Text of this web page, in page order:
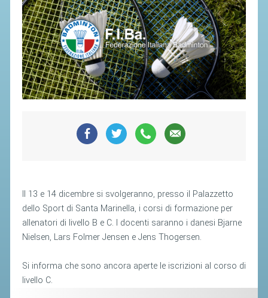
Il 13 e 14 dicembre si svolgeranno, presso il Palazzetto
dello Sport di Santa Marinella, i corsi di formazione per
allenatori di livello B e C. I docenti saranno i danesi Bjarne
Nielsen, Lars Folmer Jensen e Jens Thogersen.
Si informa che sono ancora aperte le iscrizioni al corso di
livello C.
SEGRETERIA FEDERALE
CONTATTI
AVVISI E BANDI
CIRCOLARI
RESPONSABILITÀ SOCIALE
RICHIESTA PATROCINIO
REGOLAMENTI
PROVVEDIMENTI
ORGANI DI GIUSTIZIA FEDERALE
MAGLIA AZZURRA